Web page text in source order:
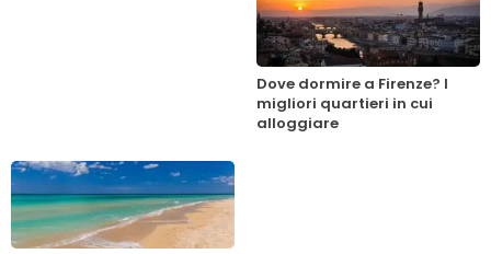
Dove dormire a Firenze? I
migliori quartieri in cui
alloggiare